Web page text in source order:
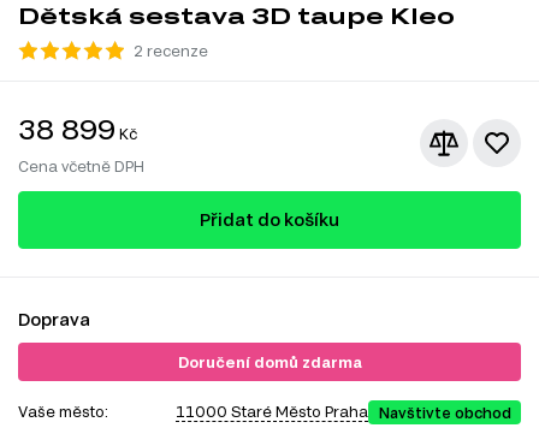
Dětská sestava 3D taupe Kleo
2 recenze
38 899 Kč
Cena včetně DPH
Přidat do košíku
Doprava
Doručení domů zdarma
Vaše město: 11000 Staré Město Praha Navštivte obchod